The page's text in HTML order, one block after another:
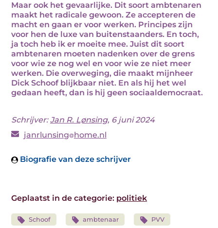
Maar ook het gevaarlijke. Dit soort ambtenaren
maakt het radicale gewoon. Ze accepteren de
macht en gaan er voor werken. Principes zijn
voor hen de luxe van buitenstaanders. En toch,
ja toch heb ik er moeite mee. Juist dit soort
ambtenaren moeten nadenken over de grens
voor wie ze nog wel en voor wie ze niet meer
werken. Die overweging, die maakt mijnheer
Dick Schoof blijkbaar niet. En als hij het wel
gedaan heeft, dan is hij geen sociaaldemocraat.
Schrijver:Jan R. Lønsing, 6 juni 2024
janrlunsing home.nl
Biografie van deze schrijver
Geplaatst in de categorie: politiek
Schoof ambtenaar PVV